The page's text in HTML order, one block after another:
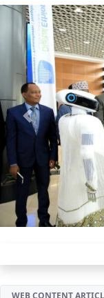
Previous